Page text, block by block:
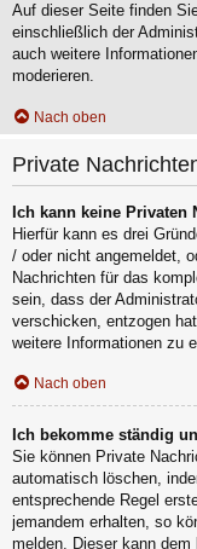
Auf dieser Seite finden
einschließlich der
auch weitere
moderieren.
Nach oben
Private
Ich kann keine Privaten
Hierfür kann es drei
/ oder nicht angemeldet,
Nachrichten für das
sein, dass der
verschicken, entzogen
weitere Informationen zu
Nach oben
Ich bekomme ständig
Sie können Private
automatisch löschen,
entsprechende Regel
jemandem erhalten, so
melden. Dieser kann